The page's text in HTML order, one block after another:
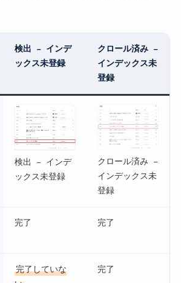
検出 – インデ
ックス未登録
クロール済み –
インデックス未
登録
検出 – インデ
ックス未登録
クロール済み –
インデックス未
登録
完了 完了
完了していな
完了